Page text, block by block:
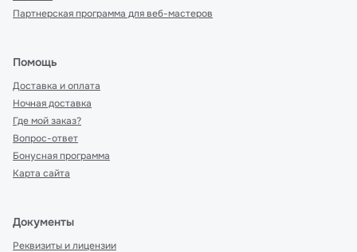
Партнерская программа для веб-мастеров
Помощь
Доставка и оплата
Ночная доставка
Где мой заказ?
Вопрос-ответ
Бонусная программа
Карта сайта
Документы
Реквизиты и лицензии